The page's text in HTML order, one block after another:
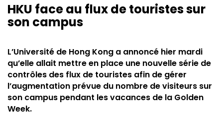
HKU face au flux de touristes sur
son campus
L’Université de Hong Kong a annoncé hier mardi
qu’elle allait mettre en place une nouvelle série de
contrôles des flux de touristes afin de gérer
l’augmentation prévue du nombre de visiteurs sur
son campus pendant les vacances de la Golden
Week.